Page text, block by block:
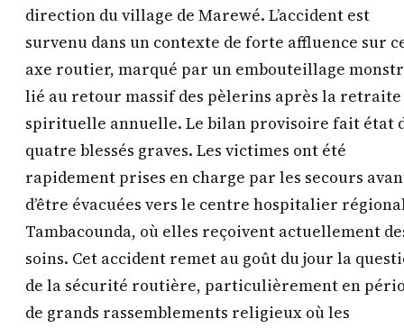
direction du village de Marewé. L’accident est
survenu dans un contexte de forte affluence sur
axe routier, marqué par un embouteillage
lié au retour massif des pèlerins après la retraite
spirituelle annuelle. Le bilan provisoire fait état
quatre blessés graves. Les victimes ont été
rapidement prises en charge par les secours
d’être évacuées vers le centre hospitalier
Tambacounda, où elles reçoivent actuellement
soins. Cet accident remet au goût du jour la
de la sécurité routière, particulièrement en
de grands rassemblements religieux où les